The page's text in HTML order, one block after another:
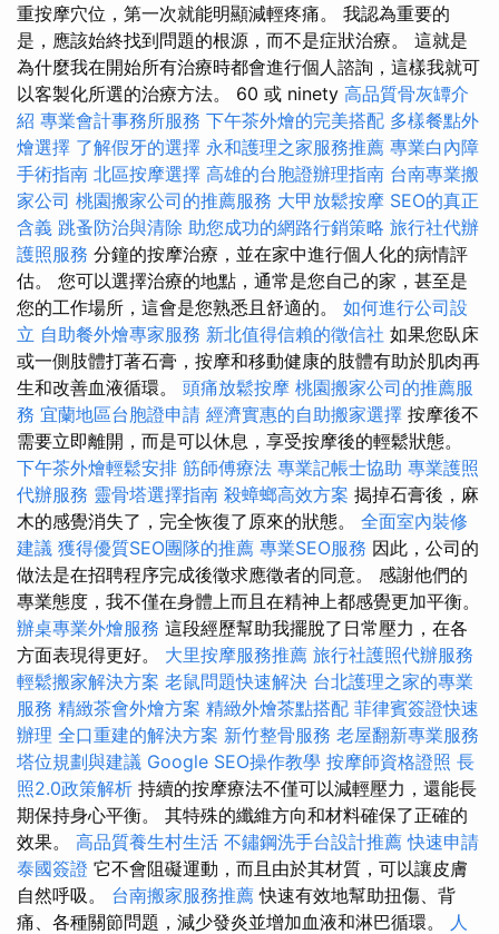
重按摩穴位，第一次就能明顯減輕疼痛。 我認為重要的
是，應該始終找到問題的根源，而不是症狀治療。 這就是
為什麼我在開始所有治療時都會進行個人諮詢，這樣我就可
以客製化所選的治療方法。 60 或 ninety 高品質骨灰罈介
紹 專業會計事務所服務 下午茶外燴的完美搭配 多樣餐點外
燴選擇 了解假牙的選擇 永和護理之家服務推薦 專業白內障
手術指南 北區按摩選擇 高雄的台胞證辦理指南 台南專業搬
家公司 桃園搬家公司的推薦服務 大甲放鬆按摩 SEO的真正
含義 跳蚤防治與清除 助您成功的網路行銷策略 旅行社代辦
護照服務 分鐘的按摩治療，並在家中進行個人化的病情評
估。 您可以選擇治療的地點，通常是您自己的家，甚至是
您的工作場所，這會是您熟悉且舒適的。 如何進行公司設
立 自助餐外燴專家服務 新北值得信賴的徵信社 如果您臥床
或一側肢體打著石膏，按摩和移動健康的肢體有助於肌肉再
生和改善血液循環。 頭痛放鬆按摩 桃園搬家公司的推薦服
務 宜蘭地區台胞證申請 經濟實惠的自助搬家選擇 按摩後不
需要立即離開，而是可以休息，享受按摩後的輕鬆狀態。
下午茶外燴輕鬆安排 筋師傅療法 專業記帳士協助 專業護照
代辦服務 靈骨塔選擇指南 殺蟑螂高效方案 揭掉石膏後，麻
木的感覺消失了，完全恢復了原來的狀態。 全面室內裝修
建議 獲得優質SEO團隊的推薦 專業SEO服務 因此，公司的
做法是在招聘程序完成後徵求應徵者的同意。 感謝他們的
專業態度，我不僅在身體上而且在精神上都感覺更加平衡。
辦桌專業外燴服務 這段經歷幫助我擺脫了日常壓力，在各
方面表現得更好。 大里按摩服務推薦 旅行社護照代辦服務
輕鬆搬家解決方案 老鼠問題快速解決 台北護理之家的專業
服務 精緻茶會外燴方案 精緻外燴茶點搭配 菲律賓簽證快速
辦理 全口重建的解決方案 新竹整骨服務 老屋翻新專業服務
塔位規劃與建議 Google SEO操作教學 按摩師資格證照 長
照2.0政策解析 持續的按摩療法不僅可以減輕壓力，還能長
期保持身心平衡。 其特殊的纖維方向和材料確保了正確的
效果。 高品質養生村生活 不鏽鋼洗手台設計推薦 快速申請
泰國簽證 它不會阻礙運動，而且由於其材質，可以讓皮膚
自然呼吸。 台南搬家服務推薦 快速有效地幫助扭傷、背
痛、各種關節問題，減少發炎並增加血液和淋巴循環。
人